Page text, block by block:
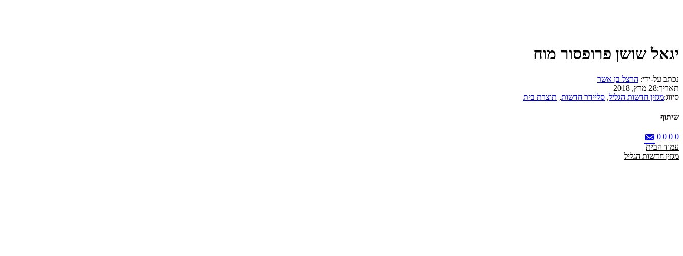
יגאל שושן פרופסור מוח
נכתב על-ידי: הרצל בן אשר
תאריך:28 מרץ, 2018
סיווג:מגזין חדשות הגליל, סליידר חדשות, תוצרת בית
שיתוף
0
0
0
0
עמוד הבית
מגזין חדשות הגליל